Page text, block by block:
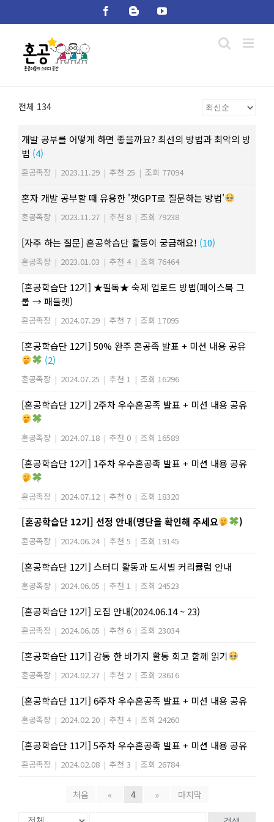
FacebookBloggerYouTube
전체 134
개발 공부를 어떻게 하면 좋을까요? 최선의 방법과 최악의 방
법 (4)
혼공족장 | 2023.11.29 | 추천 25 | 조회 77094
혼자 개발 공부할 때 유용한 '챗GPT로 질문하는 방법'
혼공족장 | 2023.11.27 | 추천 8 | 조회 79238
[자주 하는 질문] 혼공학습단 활동이 궁금해요! (10)
혼공족장 | 2023.01.03 | 추천 4 | 조회 76464
[혼공학습단 12기] ★필독★ 숙제 업로드 방법(페이스북 그
룹 → 패들렛)
혼공족장 | 2024.07.29 | 추천 7 | 조회 17095
[혼공학습단 12기] 50% 완주 혼공족 발표 + 미션 내용 공유
(2)
혼공족장 | 2024.07.25 | 추천 1 | 조회 16296
[혼공학습단 12기] 2주차 우수혼공족 발표 + 미션 내용 공유
혼공족장 | 2024.07.18 | 추천 0 | 조회 16589
[혼공학습단 12기] 1주차 우수혼공족 발표 + 미션 내용 공유
혼공족장 | 2024.07.12 | 추천 0 | 조회 18320
[혼공학습단 12기] 선정 안내(명단을 확인해 주세요 )
혼공족장 | 2024.06.24 | 추천 5 | 조회 19145
[혼공학습단 12기] 스터디 활동과 도서별 커리큘럼 안내
혼공족장 | 2024.06.05 | 추천 1 | 조회 24523
[혼공학습단 12기] 모집 안내(2024.06.14 ~ 23)
혼공족장 | 2024.06.05 | 추천 6 | 조회 23034
[혼공학습단 11기] 감동 한 바가지 활동 회고 함께 읽기
혼공족장 | 2024.02.27 | 추천 2 | 조회 23616
[혼공학습단 11기] 6주차 우수혼공족 발표 + 미션 내용 공유
혼공족장 | 2024.02.20 | 추천 4 | 조회 24260
[혼공학습단 11기] 5주차 우수혼공족 발표 + 미션 내용 공유
혼공족장 | 2024.02.08 | 추천 3 | 조회 26784
처음 « 4 » 마지막